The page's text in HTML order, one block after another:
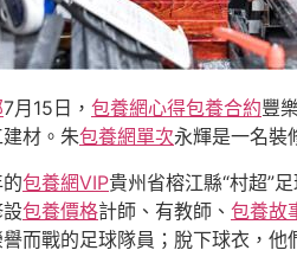
7月15日， 包養網心得包養合約豐
材。朱包養網單次永輝是一名裝
包養網VIP貴州省榕江縣“村超”
包養價格計師、有教師、 包養故
譽而戰的足球隊員；脫下球衣，他